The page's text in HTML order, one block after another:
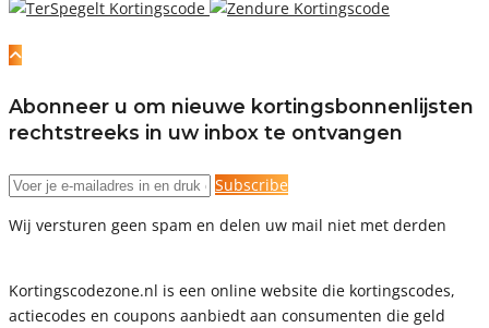
Abonneer u om nieuwe kortingsbonnenlijsten
rechtstreeks in uw inbox te ontvangen
Subscribe
Wij versturen geen spam en delen uw mail niet met derden
Kortingscodezone.nl is een online website die kortingscodes,
actiecodes en coupons aanbiedt aan consumenten die geld